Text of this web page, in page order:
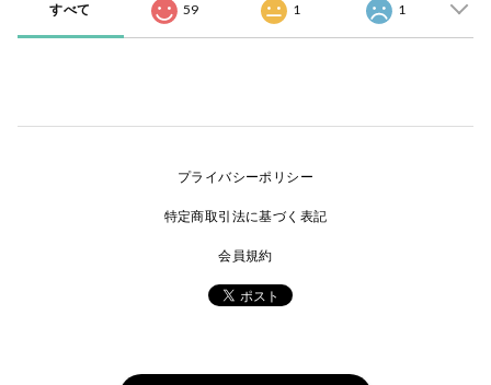
すべて 59 1 1
プライバシーポリシー
特定商取引法に基づく表記
会員規約